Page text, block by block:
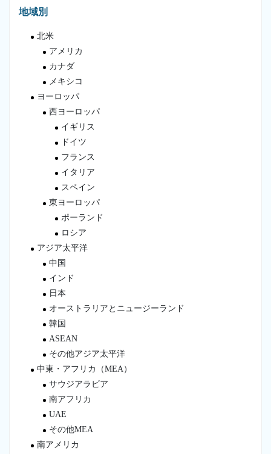
地域別
北米
アメリカ
カナダ
メキシコ
ヨーロッパ
西ヨーロッパ
イギリス
ドイツ
フランス
イタリア
スペイン
東ヨーロッパ
ポーランド
ロシア
アジア太平洋
中国
インド
日本
オーストラリアとニュージーランド
韓国
ASEAN
その他アジア太平洋
中東・アフリカ（MEA）
サウジアラビア
南アフリカ
UAE
その他MEA
南アメリカ